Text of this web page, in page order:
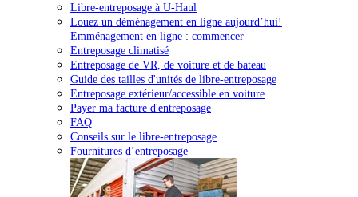
Libre-entreposage à U-Haul
Louez un déménagement en ligne aujourd’hui!
Emménagement en ligne : commencer
Entreposage climatisé
Entreposage de VR, de voiture et de bateau
Guide des tailles d'unités de libre-entreposage
Entreposage extérieur/accessible en voiture
Payer ma facture d'entreposage
FAQ
Conseils sur le libre-entreposage
Fournitures d’entreposage